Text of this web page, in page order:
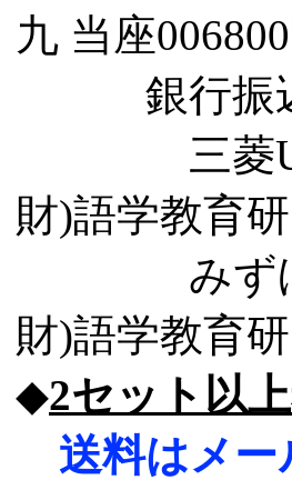
九 当座
銀行振
三菱UFJ
財)語学教育
みずほ銀
財)語学教育
◆2セット以
送料はメ